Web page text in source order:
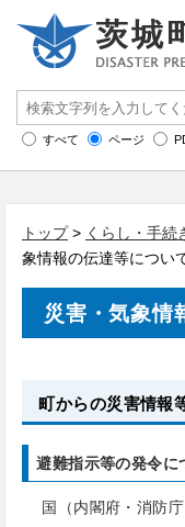
すべて ページ
トップ> くらし・手続
象情報の伝達等につい
災害・気象情
町からの災害情報
避難指示等の発令に
国（内閣府・消防